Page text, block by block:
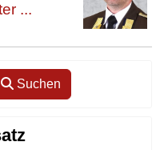
...
Suchen